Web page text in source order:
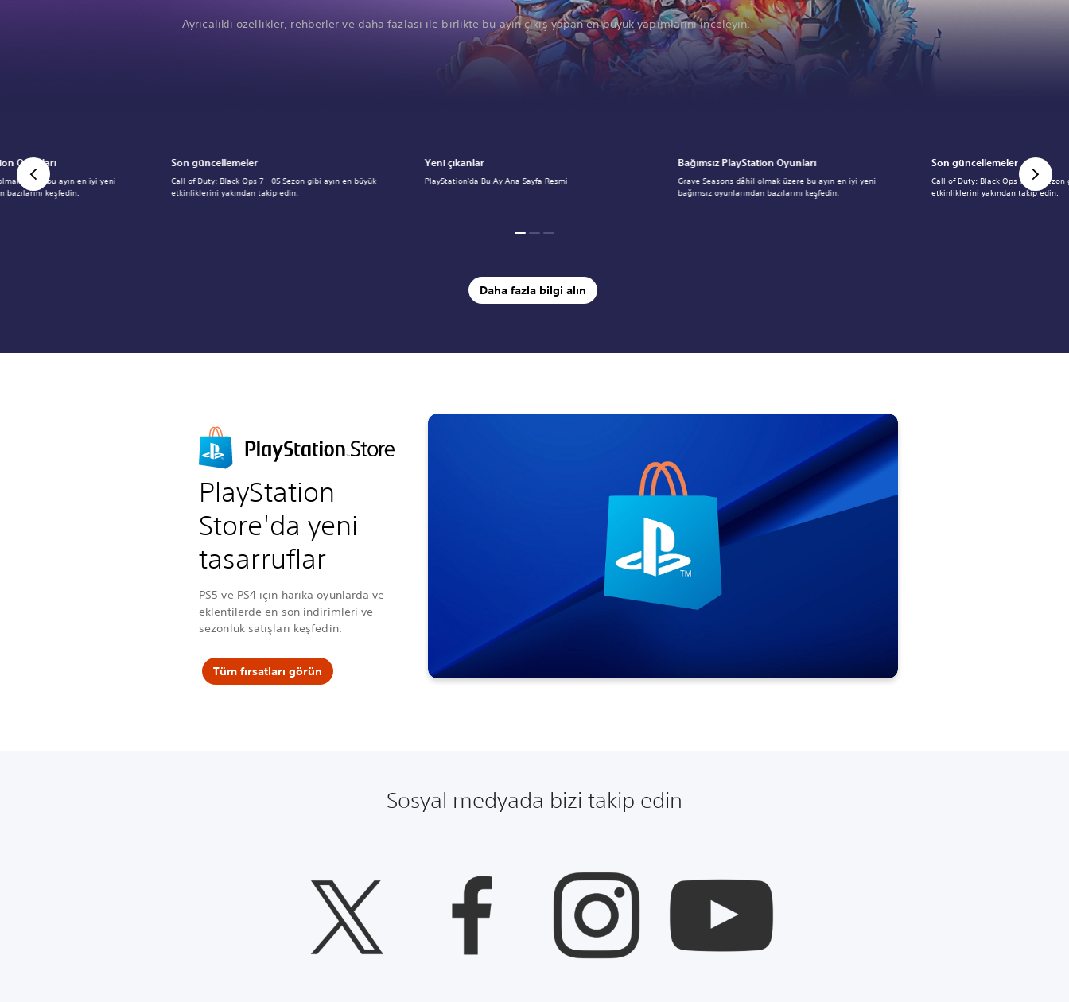
Ayrıcalıklı özellikler, rehberler ve daha fazlası ile birlikte bu ayın çıkış yapan en büyük yapımlarını inceleyin.
Yeni çıkanlar
PlayStation'da Bu Ay Ana Sayfa Resmi
Bağımsız PlayStation Oyunları
Grave Seasons dâhil olmak üzere bu ayın en iyi yeni
bağımsız oyunlarından bazılarını keşfedin.
Son güncellemeler
Call of Duty: Black Ops 7 - 05 Sezon
etkinliklerini yakından takip edin.
Oyunları
üzere bu ayın en iyi yeni
bazılarını keşfedin.
Son güncellemeler
Call of Duty: Black Ops 7 - 05 Sezon gibi ayın en büyük
etkinliklerini yakından takip edin.
Daha fazla bilgi alın
PlayStation
Store'da yeni
tasarruflar
PS5 ve PS4 için harika oyunlarda ve
eklentilerde en son indirimleri ve
sezonluk satışları keşfedin.
Tüm fırsatları görün
Sosyal medyada bizi takip edin